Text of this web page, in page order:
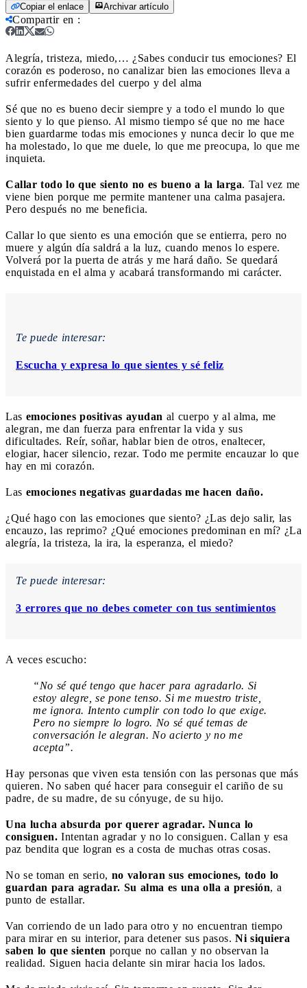
Copiar el enlace Archivar artículo
Compartir en :
Alegría, tristeza, miedo,… ¿Sabes conducir tus emociones? El
corazón es poderoso, no canalizar bien las emociones lleva a
sufrir enfermedades del cuerpo y del alma
Sé que no es bueno decir siempre y a todo el mundo lo que
siento y lo que pienso. Al mismo tiempo sé que no me hace
bien guardarme todas mis emociones y nunca decir lo que me
ha molestado, lo que me duele, lo que me preocupa, lo que me
inquieta.
Callar todo lo que siento no es bueno a la larga. Tal vez me
viene bien porque me permite mantener una calma pasajera.
Pero después no me beneficia.
Callar lo que siento es una emoción que se entierra, pero no
muere y algún día saldrá a la luz, cuando menos lo espere.
Volverá por la puerta de atrás y me hará daño. Se quedará
enquistada en el alma y acabará transformando mi carácter.
Te puede interesar:
Escucha y expresa lo que sientes y sé feliz
Las emociones positivas ayudan al cuerpo y al alma, me
alegran, me dan fuerza para enfrentar la vida y sus
dificultades. Reír, soñar, hablar bien de otros, enaltecer,
elogiar, hacer silencio, rezar. Todo me permite encauzar lo que
hay en mi corazón.
Las emociones negativas guardadas me hacen daño.
¿Qué hago con las emociones que siento? ¿Las dejo salir, las
encauzo, las reprimo? ¿Qué emociones predominan en mí? ¿La
alegría, la tristeza, la ira, la esperanza, el miedo?
Te puede interesar:
3 errores que no debes cometer con tus sentimientos
A veces escucho:
“No sé qué tengo que hacer para agradarlo. Si
estoy alegre, se pone tenso. Si me muestro triste,
me ignora. Intento cumplir con todo lo que exige.
Pero no siempre lo logro. No sé qué temas de
conversación le alegran. No acierto y no me
acepta”.
Hay personas que viven esta tensión con las personas que más
quieren. No saben qué hacer para conseguir el cariño de su
padre, de su madre, de su cónyuge, de su hijo.
Una lucha absurda por querer agradar. Nunca lo
consiguen. Intentan agradar y no lo consiguen. Callan y esa
paz bendita que logran es a costa de muchas otras cosas.
No se toman en serio, no valoran sus emociones, todo lo
guardan para agradar. Su alma es una olla a presión, a
punto de estallar.
Van corriendo de un lado para otro y no encuentran tiempo
para mirar en su interior, para detener sus pasos. Ni siquiera
saben lo que sienten porque no callan y no observan la
realidad. Siguen hacia delante sin mirar hacia los lados.